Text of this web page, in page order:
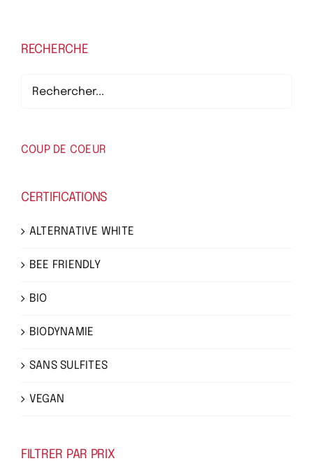
RECHERCHE
COUP DE COEUR
CERTIFICATIONS
ALTERNATIVE WHITE
BEE FRIENDLY
BIO
BIODYNAMIE
SANS SULFITES
VEGAN
FILTRER PAR PRIX